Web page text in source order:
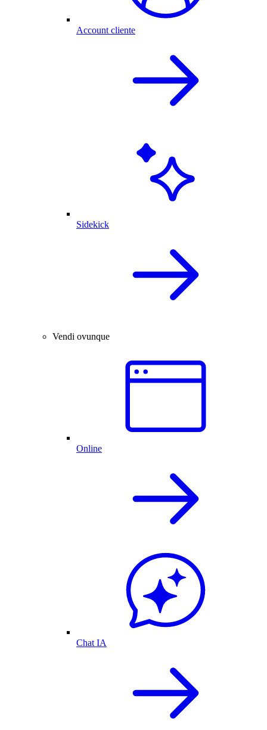
Account cliente
Sidekick
Vendi ovunque
Online
Chat IA